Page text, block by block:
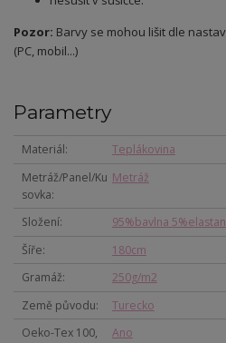
Pozor: Barvy se mohou lišit dle
(PC, mobil...)
Parametry
Materiál
Teplákovina
Metráž/Panel/Ku
sovka
Metráž
Složení
95%bavlna 5%elastan
Šíře
180cm
Gramáž
250g/m2
Země původu
Turecko
Oeko-Tex 100,
Ano